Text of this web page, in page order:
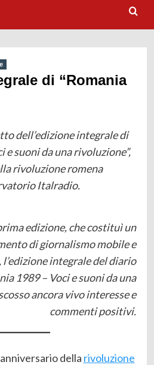
di “Romania
dell’edizione integrale di
e suoni da una rivoluzione”,
rivoluzione romena
Italradio.
edizione, che costituì un
di giornalismo mobile e
integrale del diario
1989 – Voci e suoni da una
ancora vivo interesse e
commenti positivi.
della rivoluzione